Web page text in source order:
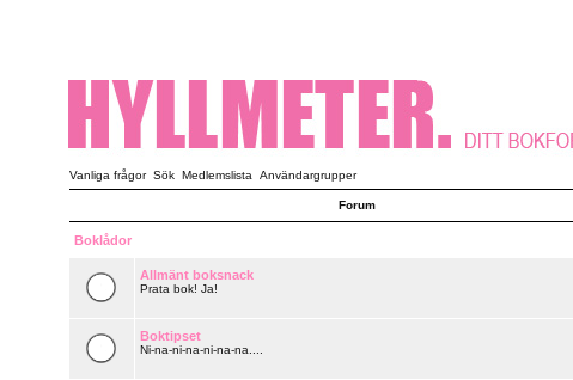
Vanliga frågor Sök Medlemslista Användargrupper
Forum
Boklådor
Allmänt boksnack
Prata bok! Ja!
Boktipset
Ni-na-ni-na-ni-na-na....